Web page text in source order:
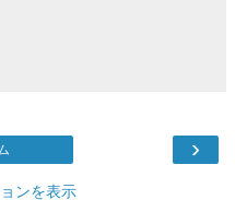
›
ンを表示